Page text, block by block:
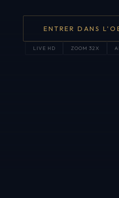
ENTRER DANS
LIVE HD ZOOM 32X